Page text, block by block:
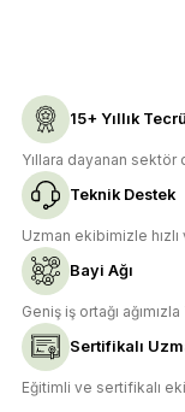
Ürün fiyatı diğer
Bu ürüne benzer
15+ Yıllık
Yıllara dayanan
Teknik Destek
Uzman ekibimizle
Bayi Ağı
Geniş iş ortağı
Sertifikalı
Eğitimli ve sertifikalı